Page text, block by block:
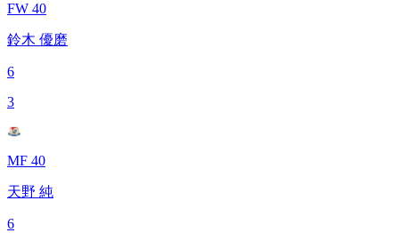
FW 40
鈴木 優磨
6
3
MF 40
天野 純
6